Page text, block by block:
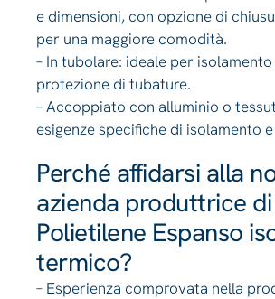
e dimensioni, con opzione di
per una maggiore comodità.
– In tubolare: ideale per
protezione di tubature.
– Accoppiato con alluminio o
esigenze specifiche di isolamento
Perché affidarsi alla
azienda produttrice di
Polietilene Espanso
termico?
– Esperienza comprovata nella